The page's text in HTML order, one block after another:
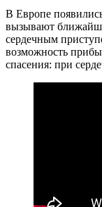
В Европе
вызывают
сердечным
возможность
спасения: при